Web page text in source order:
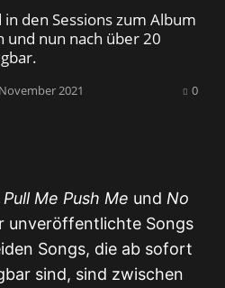
den Sessions zum Album
und nun nach über 20
2021 0
Pull Me Push Me und No
unveröffentlichte Songs
Songs, die ab sofort
sind, sind zwischen